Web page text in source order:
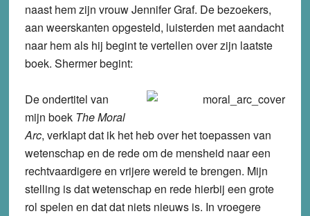
naast hem zijn vrouw Jennifer Graf. De bezoekers,
aan weerskanten opgesteld, luisterden met aandacht
naar hem als hij begint te vertellen over zijn laatste
boek. Shermer begint:
De ondertitel van
mijn boek The Moral
Arc, verklapt dat ik het heb over het toepassen van
wetenschap en de rede om de mensheid naar een
rechtvaardigere en vrijere wereld te brengen. Mijn
stelling is dat wetenschap en rede hierbij een grote
rol spelen en dat dat niets nieuws is. In vroegere